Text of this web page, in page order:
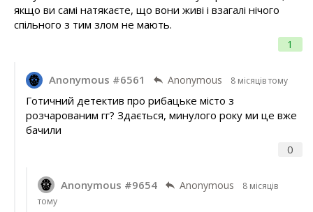
1
якщо ви самі натякаєте, що вони живі і взагалі нічого
спільного з тим злом не мають.
Anonymous #6561 Anonymous 8 місяців тому
0
Готичний детектив про рибацьке місто з
розчарованим гг? Здається, минулого року ми це вже
бачили
Anonymous #9654 Anonymous
8 місяців
тому